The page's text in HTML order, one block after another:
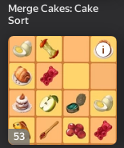
Merge Cakes: Cake
Sort
53